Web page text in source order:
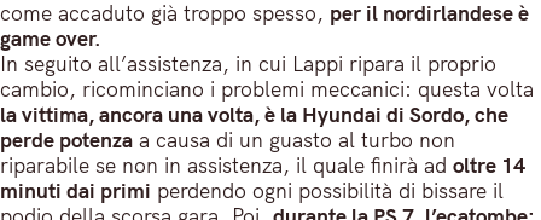
come accaduto già troppo spesso, per il nordirlandese è
game over.
In seguito all’assistenza, in cui Lappi ripara il proprio
cambio, ricominciano i problemi meccanici: questa volta
la vittima, ancora una volta, è la Hyundai di Sordo, che
perde potenza a causa di un guasto al turbo non
riparabile se non in assistenza, il quale finirà ad oltre 14
minuti dai primi perdendo ogni possibilità di bissare il